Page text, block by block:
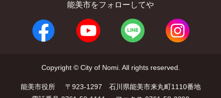
能美市をフォローしてや
Copyright © City of Nomi. All rights reserved.
能美市役所
〒923-1297 石川県能美市来丸町1110番地